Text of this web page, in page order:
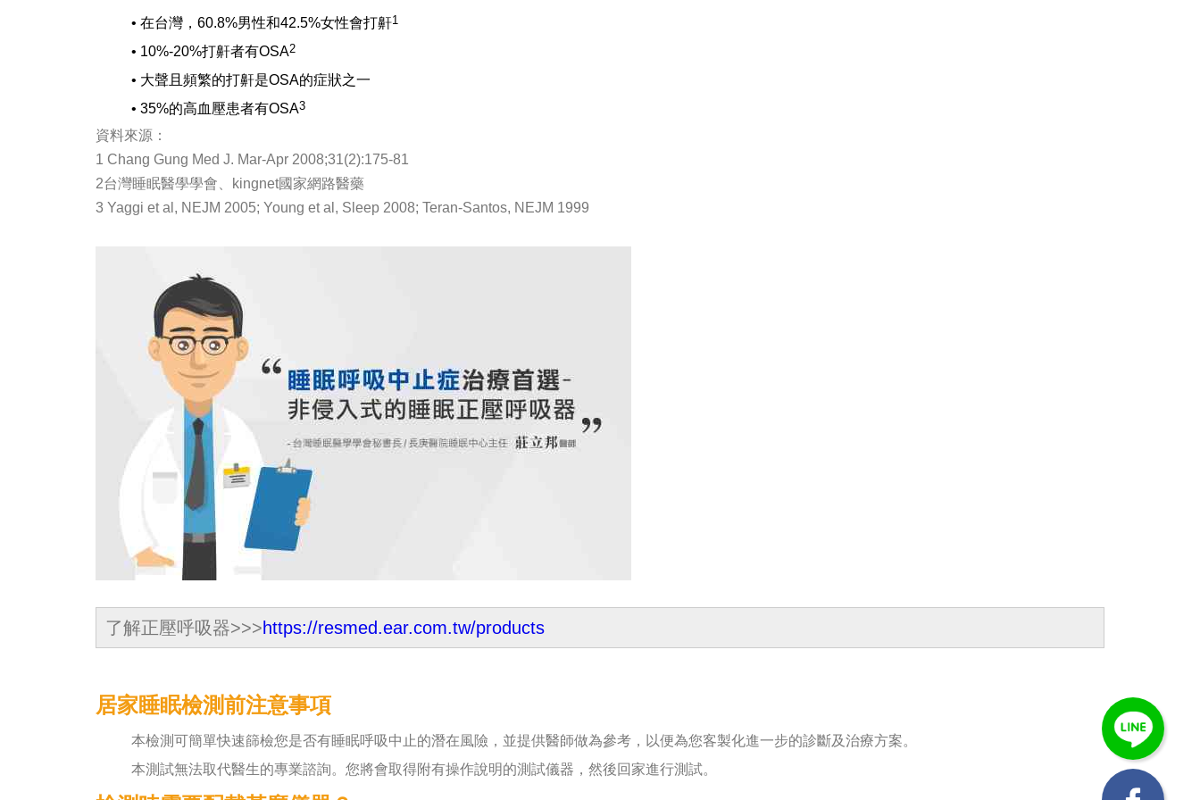
•在台灣，60.8%男性和42.5%女性會打鼾1
• 10%-20%打鼾者有OSA2
• 大聲且頻繁的打鼾是OSA的症狀之一
• 35%的高血壓患者有OSA3
資料來源：
1 Chang Gung Med J. Mar-Apr 2008;31(2):175-81
2台灣睡眠醫學學會、kingnet國家網路醫藥
3 Yaggi et al, NEJM 2005; Young et al, Sleep 2008; Teran-Santos, NEJM 1999
了解正壓呼吸器>>>https://resmed.ear.com.tw/products
居家睡眠檢測前注意事項
本檢測可簡單快速篩檢您是否有睡眠呼吸中止的潛在風險，並提供醫師做為參考，以便為您客製化進一步的診斷及治療方案。
本測試無法取代醫生的專業諮詢。您將會取得附有操作說明的測試儀器，然後回家進行測試。